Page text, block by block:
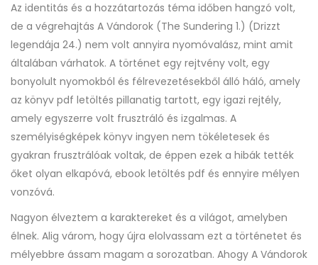
Az identitás és a hozzátartozás téma időben hangzó volt,
de a végrehajtás A ​Vándorok (The Sundering 1.) (Drizzt
legendája 24.) nem volt annyira nyomóvalász, mint amit
általában várhatok. A történet egy rejtvény volt, egy
bonyolult nyomokból és félrevezetésekből álló háló, amely
az könyv pdf letöltés pillanatig tartott, egy igazi rejtély,
amely egyszerre volt frusztráló és izgalmas. A
személyiségképek könyv ingyen nem tökéletesek és
gyakran frusztrálóak voltak, de éppen ezek a hibák tették
őket olyan elkapóvá, ebook letöltés pdf és ennyire mélyen
vonzóvá.
Nagyon élveztem a karaktereket és a világot, amelyben
élnek. Alig várom, hogy újra elolvassam ezt a történetet és
mélyebbre ássam magam a sorozatban. Ahogy A ​Vándorok